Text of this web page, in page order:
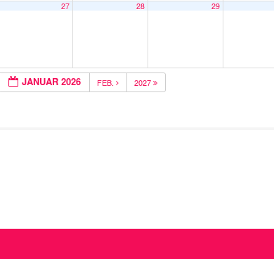
27 28 29
JANUAR 2026 FEB. 2027